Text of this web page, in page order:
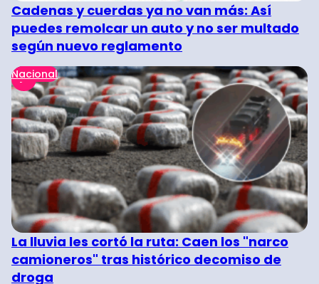
Cadenas y cuerdas ya no van más: Así
puedes remolcar un auto y no ser multado
según nuevo reglamento
Nacional
La lluvia les cortó la ruta: Caen los "narco
camioneros" tras histórico decomiso de
droga